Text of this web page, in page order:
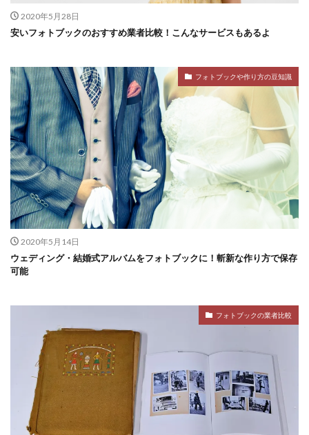
2020年5月28日
安いフォトブックのおすすめ業者比較！こんなサービスもあるよ
フォトブックや作り方の豆知識
2020年5月14日
ウェディング・結婚式アルバムをフォトブックに！斬新な作り方で保存
可能
フォトブックの業者比較